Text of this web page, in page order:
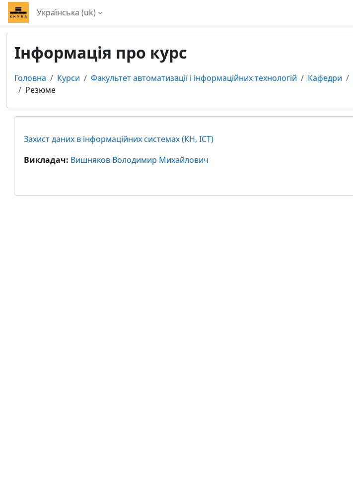
Перейти до головного вмісту
Українська ‎(uk)‎
Інформація про курс
Головна Курси Факультет автоматизації і інформаційних технологій Кафедри
Резюме
Захист даних в інформаційних системах (КН, ІСТ)
Викладач: Вишняков Володимир Михайлович